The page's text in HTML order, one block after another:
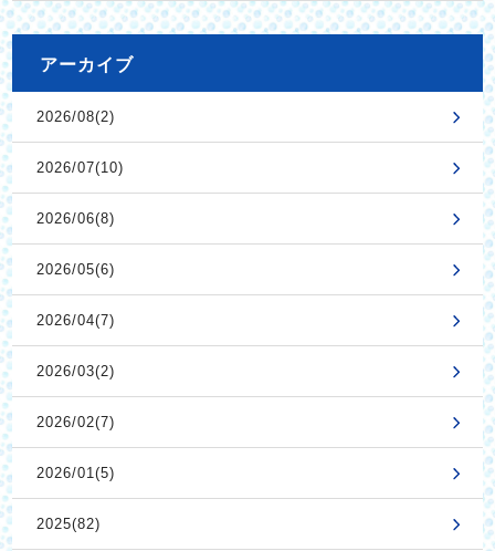
アーカイブ
2026/08(2)
2026/07(10)
2026/06(8)
2026/05(6)
2026/04(7)
2026/03(2)
2026/02(7)
2026/01(5)
2025(82)